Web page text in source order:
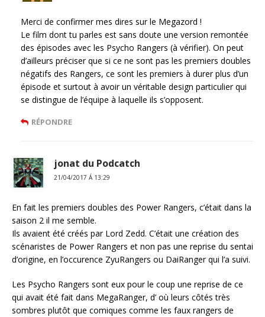
Merci de confirmer mes dires sur le Megazord !
Le film dont tu parles est sans doute une version remontée
des épisodes avec les Psycho Rangers (à vérifier). On peut
d’ailleurs préciser que si ce ne sont pas les premiers doubles
négatifs des Rangers, ce sont les premiers à durer plus d’un
épisode et surtout à avoir un véritable design particulier qui
se distingue de l’équipe à laquelle ils s’opposent.
RÉPONDRE
jonat du Podcatch
21/04/2017 Á 13:29
En fait les premiers doubles des Power Rangers, c’était dans la
saison 2 il me semble.
Ils avaient été créés par Lord Zedd. C’était une création des
scénaristes de Power Rangers et non pas une reprise du sentai
d’origine, en l’occurence ZyuRangers ou DaiRanger qui l’a suivi.
Les Psycho Rangers sont eux pour le coup une reprise de ce
qui avait été fait dans MegaRanger, d’ où leurs côtés très
sombres plutôt que comiques comme les faux rangers de